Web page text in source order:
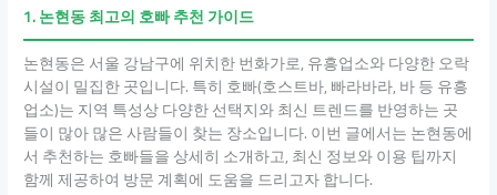
1. 논현동 최고의 호빠 추천 가이드
논현동은 서울 강남구에 위치한 번화가로, 유흥업소와 다양한 오락
시설이 밀집한 곳입니다. 특히 호빠(호스트바, 빠라바라, 바 등 유흥
업소)는 지역 특성상 다양한 선택지와 최신 트렌드를 반영하는 곳
들이 많아 많은 사람들이 찾는 장소입니다. 이번 글에서는 논현동에
서 추천하는 호빠들을 상세히 소개하고, 최신 정보와 이용 팁까지
함께 제공하여 방문 계획에 도움을 드리고자 합니다.